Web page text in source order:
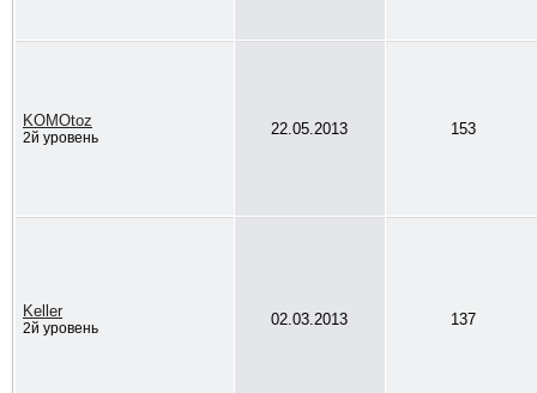
KOMOtoz
2й уровень 22.05.2013 153
Keller
2й уровень 02.03.2013 137